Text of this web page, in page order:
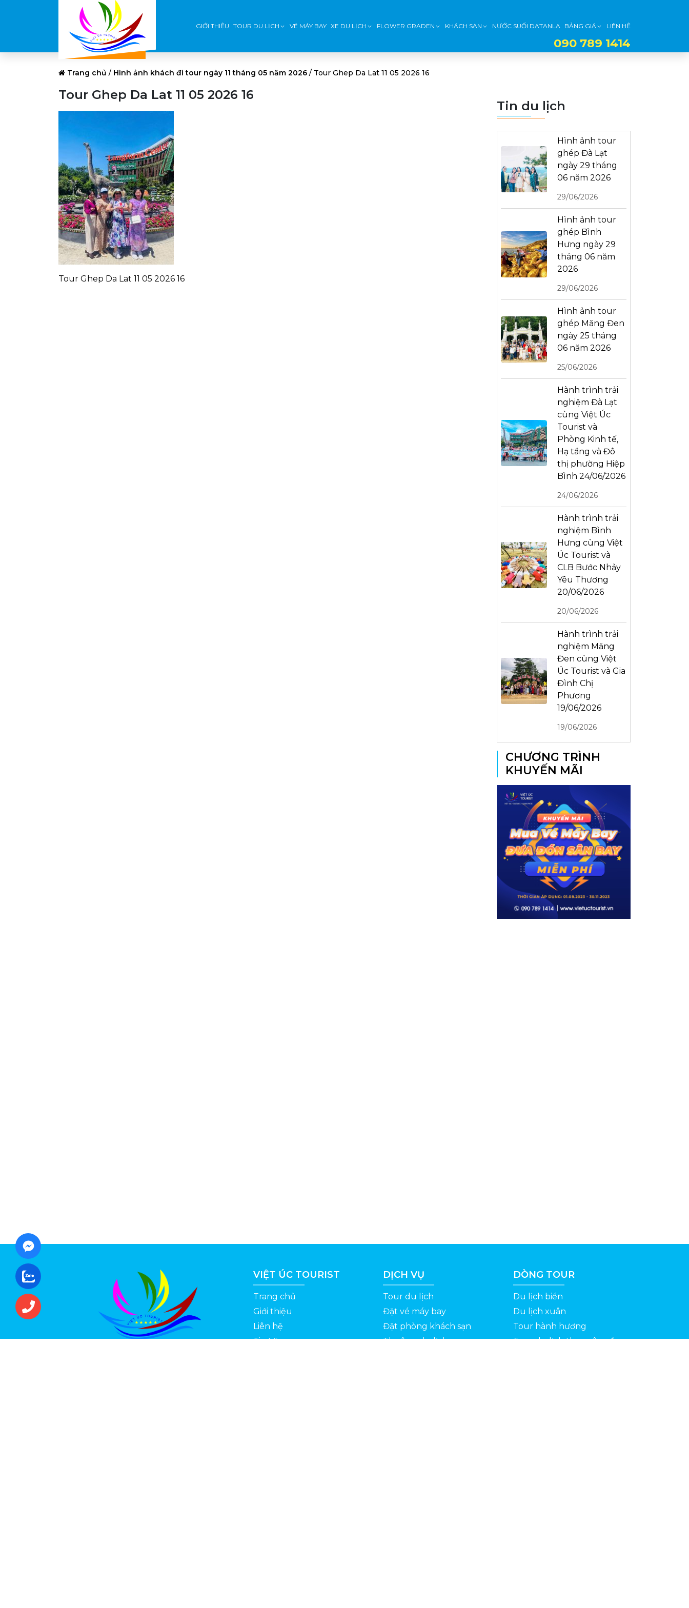
GIỚI THIỆU TOUR DU LỊCH VÉ MÁY BAY XE DU LỊCH FLOWER GRADEN KHÁCH SẠN NƯỚC SUỐI DATANLA BẢNG GIÁ LIÊN HỆ
090 789 1414
Trang chủ / Hình ảnh khách đi tour ngày 11 tháng 05 năm 2026 / Tour Ghep Da Lat 11 05 2026 16
Tour Ghep Da Lat 11 05 2026 16
Tour Ghep Da Lat 11 05 2026 16
Tin du lịch
Hình ảnh tour
ghép Đà Lạt
ngày 29 tháng
06 năm 2026
29/06/2026
Hình ảnh tour
ghép Bình
Hưng ngày 29
tháng 06 năm
2026
29/06/2026
Hình ảnh tour
ghép Măng Đen
ngày 25 tháng
06 năm 2026
25/06/2026
Hành trình trải
nghiệm Đà Lạt
cùng Việt Úc
Tourist và
Phòng Kinh tế,
Hạ tầng và Đô
thị phường Hiệp
Bình 24/06/2026
24/06/2026
Hành trình trải
nghiệm Bình
Hưng cùng Việt
Úc Tourist và
CLB Bước Nhảy
Yêu Thương
20/06/2026
20/06/2026
Hành trình trải
nghiệm Măng
Đen cùng Việt
Úc Tourist và Gia
Đình Chị
Phương
19/06/2026
19/06/2026
CHƯƠNG TRÌNH
KHUYẾN MÃI
VIỆT ÚC TOURIST
Trang chủ
Giới thiệu
Liên hệ
Tin tức
DỊCH VỤ
Tour du lịch
Đặt vé máy bay
Đặt phòng khách sạn
Thuê xe du lịch
DÒNG TOUR
Du lịch biển
Du lịch xuân
Tour hành hương
Tour du lịch theo yêu cầu